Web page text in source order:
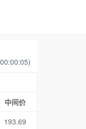
中间价
193.69